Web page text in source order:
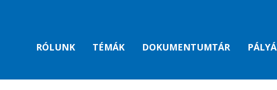
RÓLUNK TÉMÁK DOKUMENTUMTÁR